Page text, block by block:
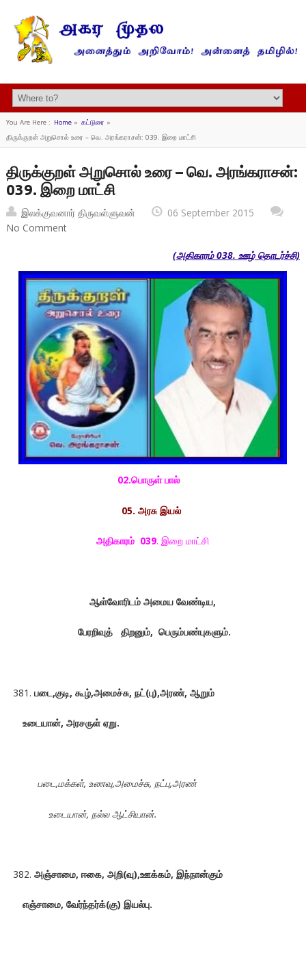
You Are Here : Home» கட்டுரை »
திருக்குறள் அறுசொல் உரை – வெ. அரங்கராசன்: 039. இறை மாட்சி
திருக்குறள் அறுசொல் உரை – வெ. அரங்கராசன்:
039. இறை மாட்சி
இலக்குவனார் திருவள்ளுவன்
06 September 2015
No Comment
(அதிகாரம் 038. ஊழ் தொடர்ச்சி)
02.பொருள் பால்
05. அரசு இயல்
அதிகாரம் 039. இறை மாட்சி
ஆள்வோரிடம் அமைய வேண்டிய,
பேரறிவுத் திறனும், பெரும்பண்புகளும்.
படை,குடி, கூழ்,அமைச்சு, நட்(பு),அரண், ஆறும்
உடையான், அரசருள் ஏறு.
படை,மக்கள், உணவு,அமைச்சு, நட்பு,அரண்
உடையான், நல்ல ஆட்சியான்.
அஞ்சாமை, ஈகை, அறி(வு),ஊக்கம், இந்நான்கும்
எஞ்சாமை, வேர்ந்தர்க்(கு) இயல்பு.